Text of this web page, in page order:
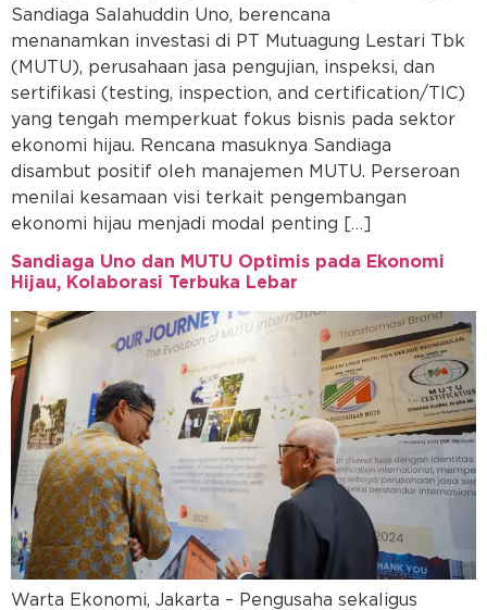
Sandiaga Salahuddin Uno, berencana
menanamkan investasi di PT Mutuagung Lestari Tbk
(MUTU), perusahaan jasa pengujian, inspeksi, dan
sertifikasi (testing, inspection, and certification/TIC)
yang tengah memperkuat fokus bisnis pada sektor
ekonomi hijau. Rencana masuknya Sandiaga
disambut positif oleh manajemen MUTU. Perseroan
menilai kesamaan visi terkait pengembangan
ekonomi hijau menjadi modal penting […]
Sandiaga Uno dan MUTU Optimis pada Ekonomi
Hijau, Kolaborasi Terbuka Lebar
Warta Ekonomi, Jakarta – Pengusaha sekaligus